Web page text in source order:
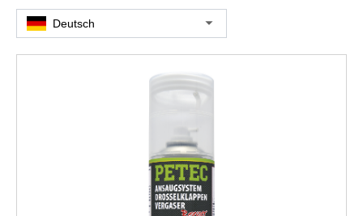
Deutsch